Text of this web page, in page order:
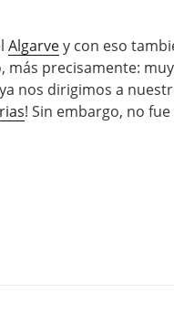
Algarvey con eso
precisamente:
nos dirigimos a
! Sin embargo, no